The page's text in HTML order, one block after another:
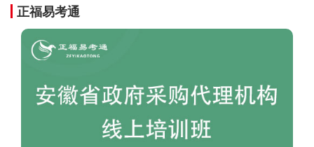
正福易考通